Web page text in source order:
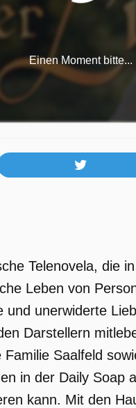
Einen Moment bitte...
Telenovela, die
Leben von
und unerwiderte
Darstellern
Saalfeld
in der Daily Soap
kann. Mit den